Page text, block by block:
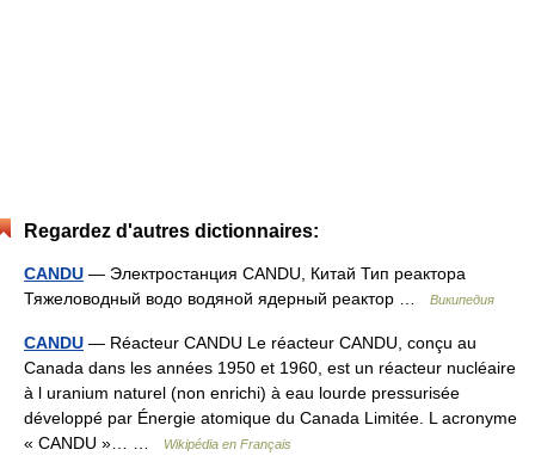
Regardez d'autres dictionnaires:
CANDU — Электростанция CANDU, Китай Тип реактора
Тяжеловодный водо водяной ядерный реактор …
Википедия
CANDU — Réacteur CANDU Le réacteur CANDU, conçu au
Canada dans les années 1950 et 1960, est un réacteur nucléaire
à l uranium naturel (non enrichi) à eau lourde pressurisée
développé par Énergie atomique du Canada Limitée. L acronyme
« CANDU »… …
Wikipédia en Français